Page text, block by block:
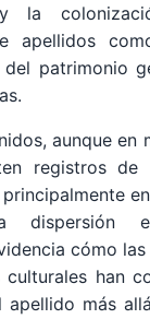
la
apellidos
patrimonio
aunque en
registros de
dispersión
cómo
culturales han
apellido más